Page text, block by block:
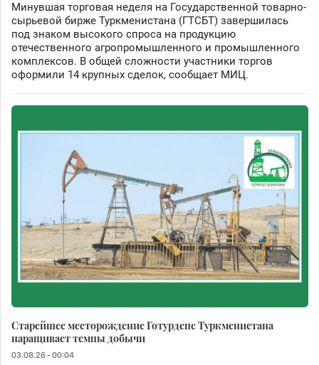
Минувшая торговая неделя на Государственной товарно-
сырьевой бирже Туркменистана (ГТСБТ) завершилась
под знаком высокого спроса на продукцию
отечественного агропромышленного и промышленного
комплексов. В общей сложности участники торгов
оформили 14 крупных сделок, сообщает МИЦ.
Старейшее месторождение Готурдепе Туркменистана
наращивает темпы добычи
03.08.26 - 00:04